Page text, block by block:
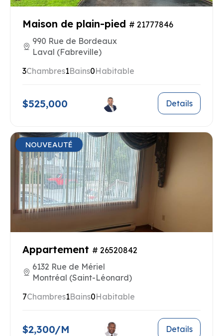
Maison de plain-pied # 21777846
990 Rue de Bordeaux
Laval (Fabreville)
3Chambres1Bains0Habitable
$525,000 Details
NOUVEAUTÉ
Appartement # 26520842
6132 Rue de Mériel
Montréal (Saint-Léonard)
7Chambres1Bains0Habitable
$2,300/M Details